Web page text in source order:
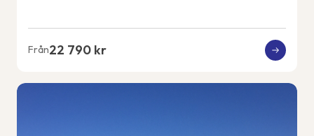
Från22 790 kr